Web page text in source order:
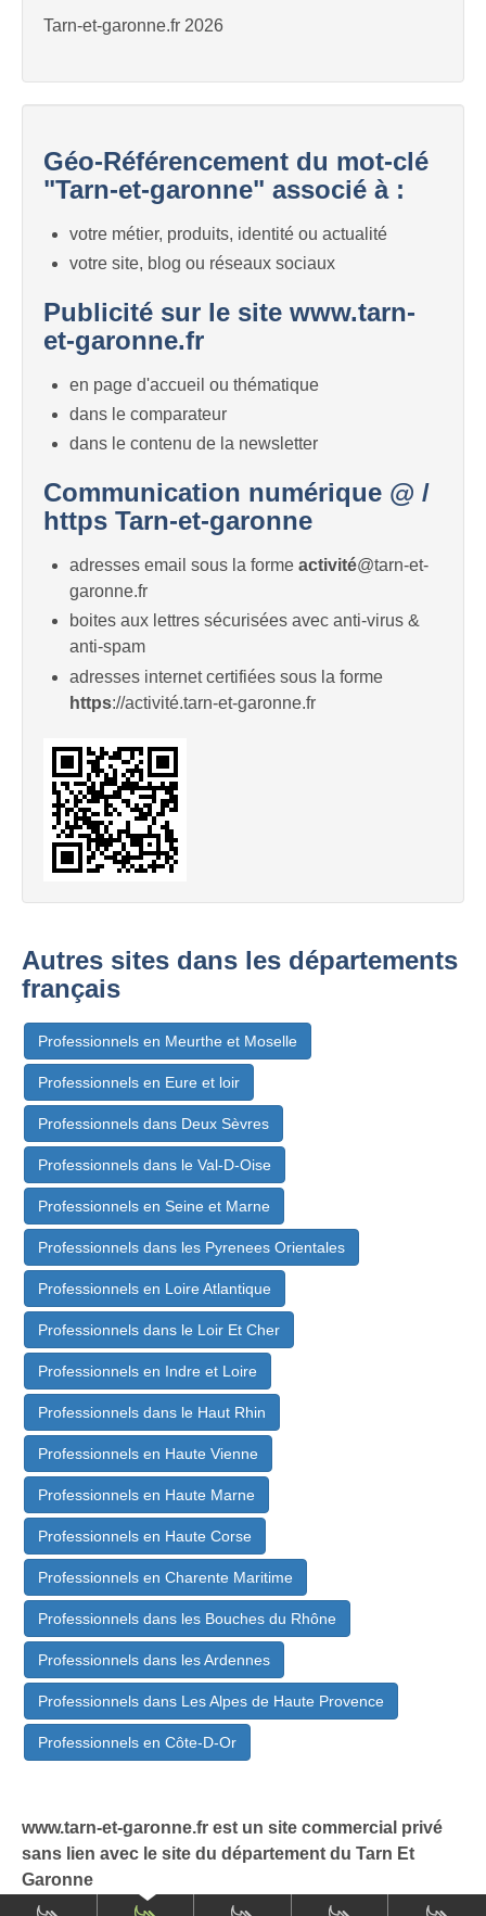
Tarn-et-garonne.fr 2026
Géo-Référencement du mot-clé
"Tarn-et-garonne" associé à :
votre métier, produits, identité ou actualité
votre site, blog ou réseaux sociaux
Publicité sur le site www.tarn-
et-garonne.fr
en page d'accueil ou thématique
dans le comparateur
dans le contenu de la newsletter
Communication numérique @ /
https Tarn-et-garonne
adresses email sous la forme activité@tarn-et-
garonne.fr
boites aux lettres sécurisées avec anti-virus &
anti-spam
adresses internet certifiées sous la forme
https://activité.tarn-et-garonne.fr
Autres sites dans les départements
français
Professionnels en Meurthe et Moselle
Professionnels en Eure et loir
Professionnels dans Deux Sèvres
Professionnels dans le Val-D-Oise
Professionnels en Seine et Marne
Professionnels dans les Pyrenees Orientales
Professionnels en Loire Atlantique
Professionnels dans le Loir Et Cher
Professionnels en Indre et Loire
Professionnels dans le Haut Rhin
Professionnels en Haute Vienne
Professionnels en Haute Marne
Professionnels en Haute Corse
Professionnels en Charente Maritime
Professionnels dans les Bouches du Rhône
Professionnels dans les Ardennes
Professionnels dans Les Alpes de Haute Provence
Professionnels en Côte-D-Or
www.tarn-et-garonne.fr est un site commercial privé
sans lien avec le site du département du Tarn Et
Garonne